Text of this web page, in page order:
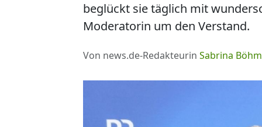
beglückt sie täglich mit
Moderatorin um den Verstand.
Von news.de-Redakteurin Sabrina